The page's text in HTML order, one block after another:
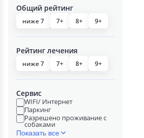
Общий рейтинг
ниже 7 7+ 8+ 9+
Рейтинг лечения
ниже 7 7+ 8+ 9+
Сервис
WIFI/ Интернет
Паркинг
Разрешено проживание с
собаками
Показать все